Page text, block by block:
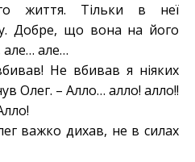
життя. Тільки в неї
Добре, що вона на його
але… але…
Не вбивав я ніяких
Олег. – Алло… алло! алло!!
важко дихав, не в силах